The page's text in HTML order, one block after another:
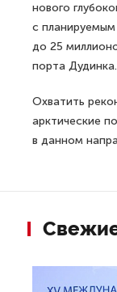
нового
с
до 25
порта Дудинка.
Охватить
арктические
в данном